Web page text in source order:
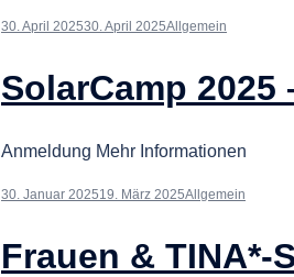
30. April 202530. April 2025Allgemein
SolarCamp 2025
Anmeldung Mehr Informationen
30. Januar 202519. März 2025Allgemein
Frauen & TINA*-